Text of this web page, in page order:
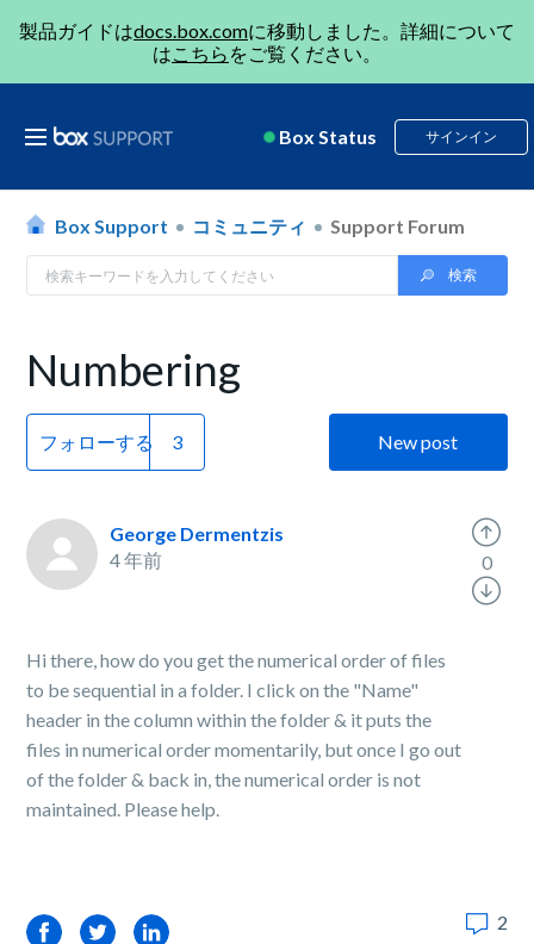
製品ガイドはdocs.box.comに移動しました。詳細について
はこちら をご覧ください。
Box Status サインイン
Box Support コミュニティ Support Forum
Numbering
フォローする New post
George Dermentzis
4 年前
Hi there, how do you get the numerical order of files
to be sequential in a folder. I click on the "Name"
header in the column within the folder & it puts the
files in numerical order momentarily, but once I go out
of the folder & back in, the numerical order is not
maintained. Please help.
0
FacebookTwitterLinkedIn 2